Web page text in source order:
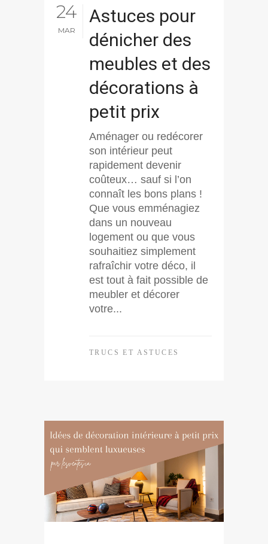
24
MAR
Astuces pour
dénicher des
meubles et des
décorations à
petit prix
Aménager ou redécorer
son intérieur peut
rapidement devenir
coûteux… sauf si l’on
connaît les bons plans !
Que vous emménagiez
dans un nouveau
logement ou que vous
souhaitiez simplement
rafraîchir votre déco, il
est tout à fait possible de
meubler et décorer
votre...
TRUCS ET ASTUCES